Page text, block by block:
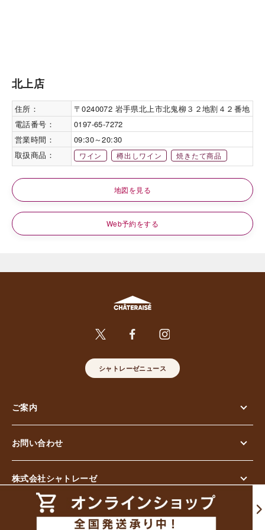
北上店
住所：
〒0240072 岩手県北上市北鬼柳３２地割４２番地
電話番号：
0197-65-7272
営業時間：
09:30～20:30
取扱商品：
ワイン 樽出しワイン 焼きたて商品
地図を見る
Web予約をする
シャトレーゼニュース
ご案内
お問い合わせ
株式会社シャトレーゼ
© Chateraise Co.,Ltd. All Rights Reserved.